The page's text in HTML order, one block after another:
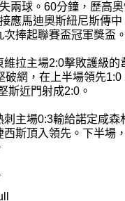
兩球。60分鐘，歷高
應馬迪奧斯紐尼斯傳
捧起聯賽盃冠軍獎盃。
維拉主場2:0擊敗護級的
破網，在上半場領先1:0
斯近門射成2:0。
刺主場0:3輸給諾定咸森
斯頂入領先。下半場